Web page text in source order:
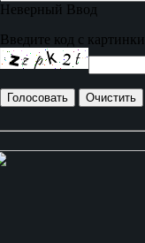
Неверный Ввод
Введите код с картинки